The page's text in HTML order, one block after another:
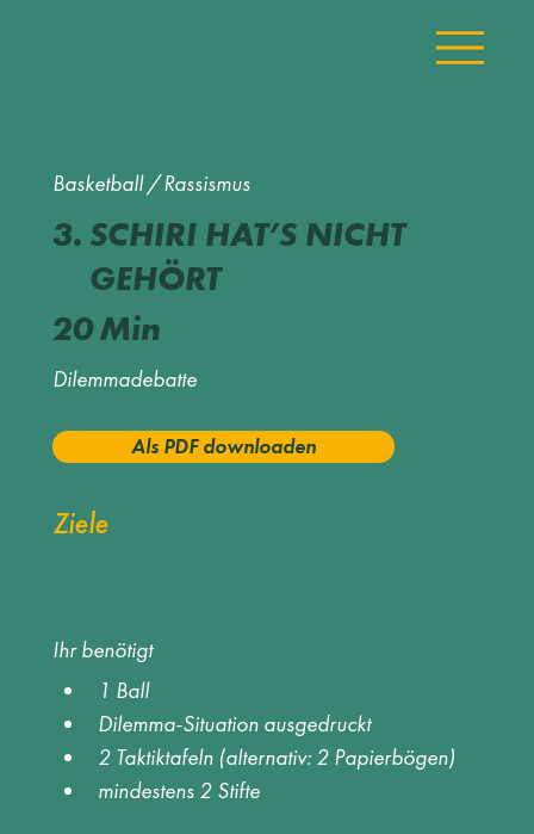
Basketball /Rassismus
3. SCHIRI HAT’S NICHT
GEHÖRT
20Min
Dilemmadebatte
Als PDF downloaden
Ziele
Ihr benötigt
1 Ball
Dilemma-Situation ausgedruckt
2 Taktiktafeln (alternativ: 2 Papierbögen)
mindestens 2 Stifte